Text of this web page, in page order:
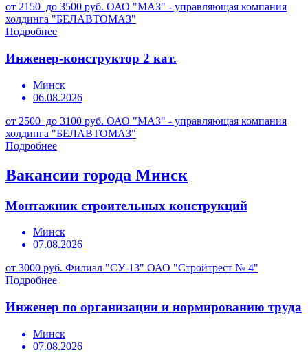
от 2150 до 3500 руб. ОАО "МАЗ" - управляющая компания
холдинга "БЕЛАВТОМАЗ"
Подробнее
Инженер-конструктор 2 кат.
Минск
06.08.2026
от 2500 до 3100 руб. ОАО "МАЗ" - управляющая компания
холдинга "БЕЛАВТОМАЗ"
Подробнее
Вакансии города Минск
Монтажник строительных конструкций
Минск
07.08.2026
от 3000 руб. Филиал "СУ-13" ОАО "Стройтрест № 4"
Подробнее
Инженер по организации и нормированию труда
Минск
07.08.2026